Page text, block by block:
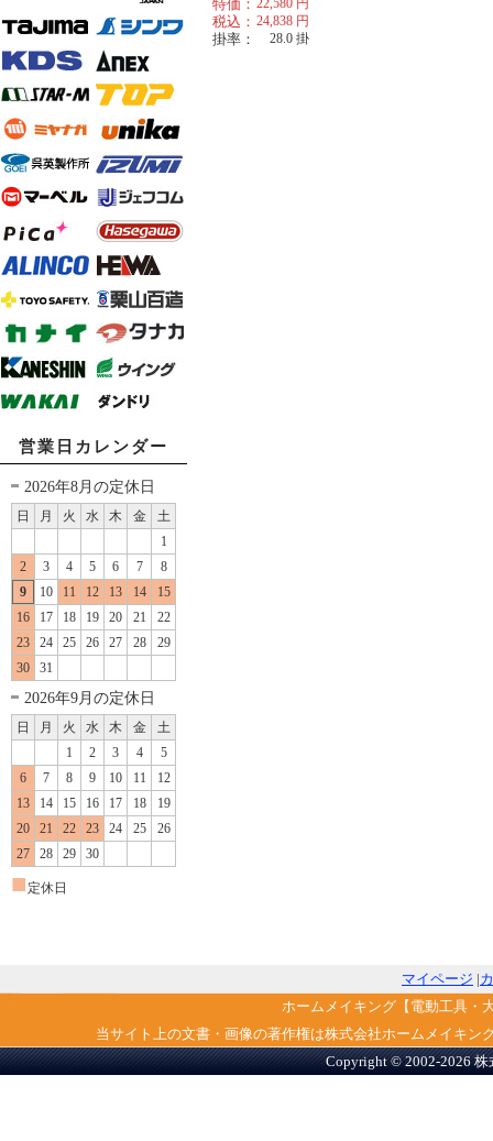
営業日カレンダー
2026年8月の定休日
日 月 火 水 木 金
土
1
2
3 4 5 6 7
8
9
10 11 12 13 14
15
16
17 18 19 20 21
22
23
24 25 26 27 28
29
30
31
2026年9月の定休日
日 月 火 水 木 金
土
1
2 3 4
5
6
7 8 9 10 11
12
13
14 15 16 17 18
19
20
21 22 23 24 25
26
27
28 29 30
■ 定休日
特価： 22,580 円
税込： 24,838 円
掛率： 28.0 掛
マイページ |
ホームメイキング【電動工具・
当サイト上の文書・画像の著作権は株式会社ホームメイキ
Copyright © 2002-2026